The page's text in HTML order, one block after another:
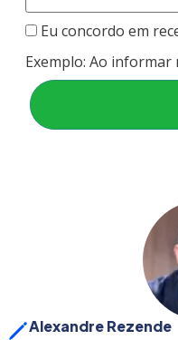
Eu concordo em
Exemplo: Ao
Alexandre Rezende